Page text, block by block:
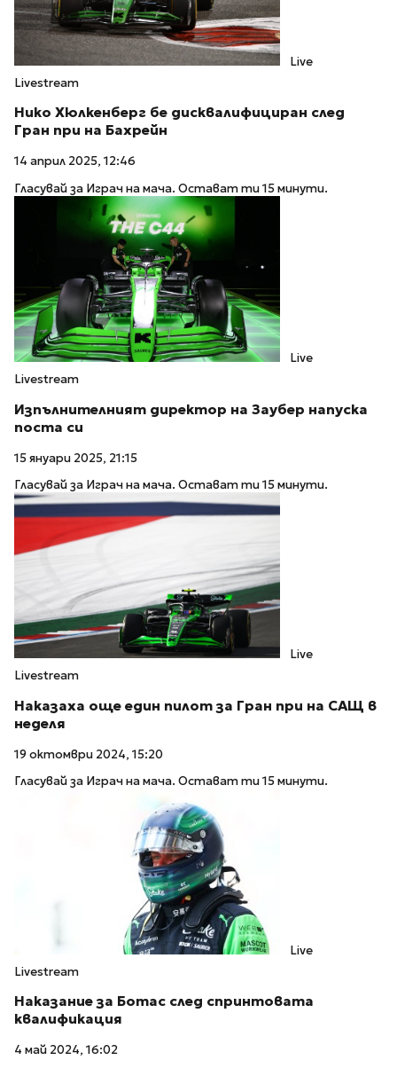
Live
Livestream
Нико Хюлкенберг бе дисквалифициран след
Гран при на Бахрейн
14 април 2025, 12:46
Гласувай за Играч на мача. Остават ти 15 минути.
Live
Livestream
Изпълнителният директор на Заубер напуска
поста си
15 януари 2025, 21:15
Гласувай за Играч на мача. Остават ти 15 минути.
Live
Livestream
Наказаха още един пилот за Гран при на САЩ в
неделя
19 октомври 2024, 15:20
Гласувай за Играч на мача. Остават ти 15 минути.
Live
Livestream
Наказание за Ботас след спринтовата
квалификация
4 май 2024, 16:02